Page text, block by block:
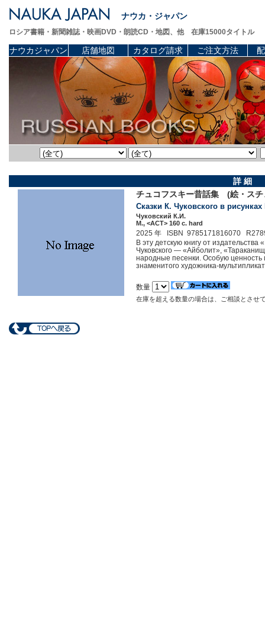
ナウカ・ジャパン
ロシア書籍・新聞雑誌・映画DVD・朗読CD・地図、他 在庫15000タイトル
ナウカジャパン 店舗地図 カタログ請求 ご注文方法
詳 細
チュコフスキー昔話集 (絵・スチ
Сказки К. Чуковского в
Чуковский К.И.
М., <АСТ> 160 c. hard
2025 年 ISBN 9785171816070
В эту детскую книгу от
Чуковского — «Айболит»,
народные песенки. Особую
знаменитого художника-
数量
在庫を超える数量の場合は、ご相談とさせ